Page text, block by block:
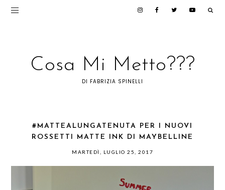
Cosa Mi Metto???
DI FABRIZIA SPINELLI
#MATTEALUNGATENUTA PER I NUOVI
ROSSETTI MATTE INK DI MAYBELLINE
MARTEDÌ, LUGLIO 25, 2017